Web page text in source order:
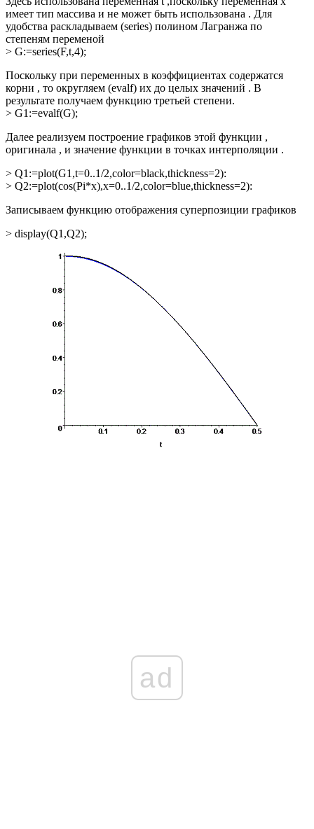
имеет тип массива и не может быть использована . Для
удобства раскладываем (series) полином Лагранжа по
степеням переменой
> G:=series(F,t,4);
Поскольку при переменных в коэффициентах содержатся
корни , то округляем (evalf) их до целых значений . В
результате получаем функцию третьей степени.
> G1:=evalf(G);
Далее реализуем построение графиков этой функции ,
оригинала , и значение функции в точках интерполяции .
> Q1:=plot(G1,t=0..1/2,color=black,thickness=2):
> Q2:=plot(cos(Pi*x),x=0..1/2,color=blue,thickness=2):
Записываем функцию отображения суперпозиции графиков
> display(Q1,Q2);
ad